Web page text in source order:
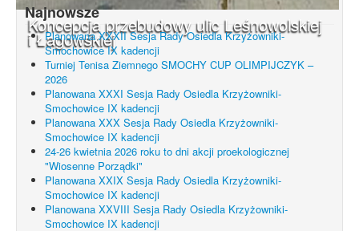
Koncepcja przebudowy ulic Leśnowolskiej
i Łagowskiej
Najnowsze
Planowana XXXII Sesja Rady Osiedla Krzyżowniki-
Smochowice IX kadencji
Turniej Tenisa Ziemnego SMOCHY CUP OLIMPIJCZYK –
2026
Planowana XXXI Sesja Rady Osiedla Krzyżowniki-
Smochowice IX kadencji
Planowana XXX Sesja Rady Osiedla Krzyżowniki-
Smochowice IX kadencji
24-26 kwietnia 2026 roku to dni akcji proekologicznej
"Wiosenne Porządki"
Planowana XXIX Sesja Rady Osiedla Krzyżowniki-
Smochowice IX kadencji
Planowana XXVIII Sesja Rady Osiedla Krzyżowniki-
Smochowice IX kadencji